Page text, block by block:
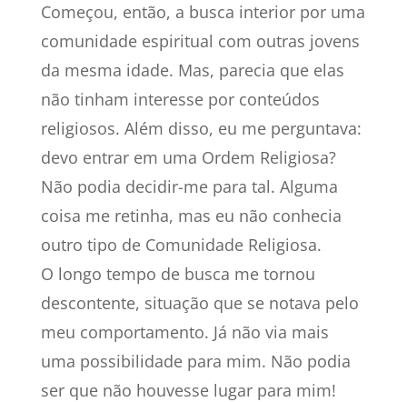
Começou, então, a busca interior por uma
comunidade espiritual com outras jovens
da mesma idade. Mas, parecia que elas
não tinham interesse por conteúdos
religiosos. Além disso, eu me perguntava:
devo entrar em uma Ordem Religiosa?
Não podia decidir-me para tal. Alguma
coisa me retinha, mas eu não conhecia
outro tipo de Comunidade Religiosa.
O longo tempo de busca me tornou
descontente, situação que se notava pelo
meu comportamento. Já não via mais
uma possibilidade para mim. Não podia
ser que não houvesse lugar para mim!